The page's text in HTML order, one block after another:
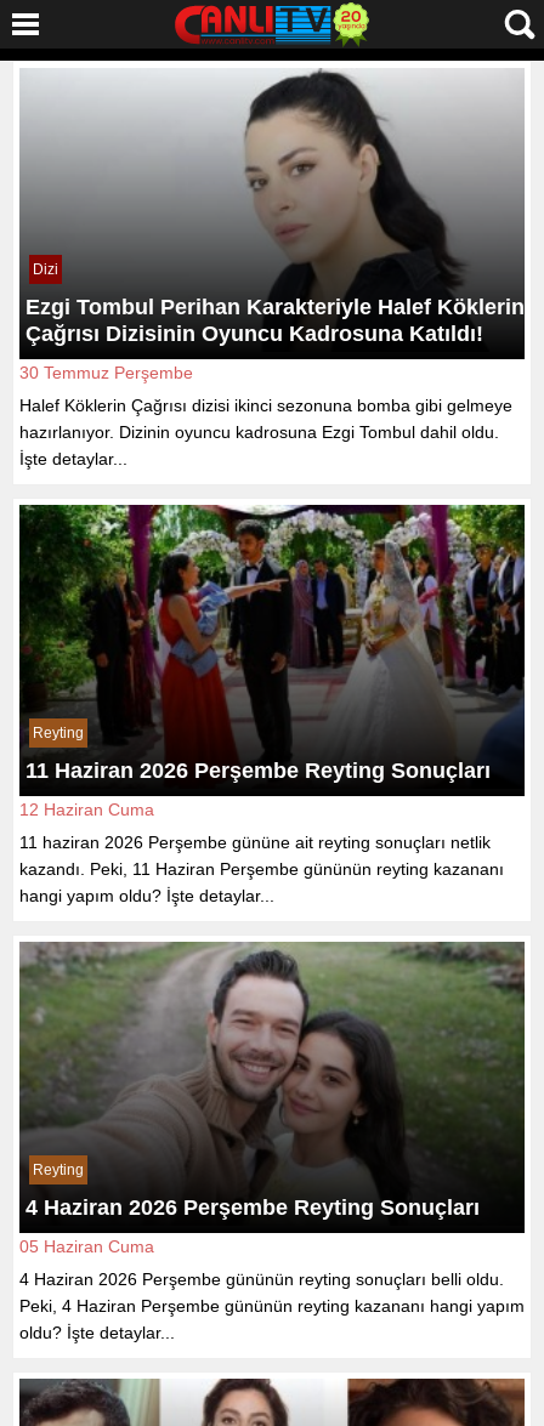
Dizi
Ezgi Tombul Perihan Karakteriyle Halef Köklerin
Çağrısı Dizisinin Oyuncu Kadrosuna Katıldı!
30 Temmuz Perşembe
Halef Köklerin Çağrısı dizisi ikinci sezonuna bomba gibi gelmeye
hazırlanıyor. Dizinin oyuncu kadrosuna Ezgi Tombul dahil oldu.
İşte detaylar...
Reyting
11 Haziran 2026 Perşembe Reyting Sonuçları
12 Haziran Cuma
11 haziran 2026 Perşembe gününe ait reyting sonuçları netlik
kazandı. Peki, 11 Haziran Perşembe gününün reyting kazananı
hangi yapım oldu? İşte detaylar...
Reyting
4 Haziran 2026 Perşembe Reyting Sonuçları
05 Haziran Cuma
4 Haziran 2026 Perşembe gününün reyting sonuçları belli oldu.
Peki, 4 Haziran Perşembe gününün reyting kazananı hangi yapım
oldu? İşte detaylar...